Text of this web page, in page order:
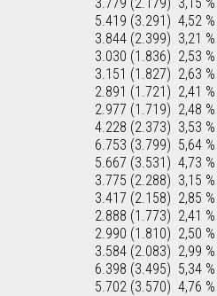
5.419 (3.291) 4,52 %
3.844 (2.399) 3,21 %
3.030 (1.836) 2,53 %
3.151 (1.827) 2,63 %
2.891 (1.721) 2,41 %
2.977 (1.719) 2,48 %
4.228 (2.373) 3,53 %
6.753 (3.799) 5,64 %
5.667 (3.531) 4,73 %
3.775 (2.288) 3,15 %
3.417 (2.158) 2,85 %
2.888 (1.773) 2,41 %
2.990 (1.810) 2,50 %
3.584 (2.083) 2,99 %
6.398 (3.495) 5,34 %
5.702 (3.570) 4,76 %